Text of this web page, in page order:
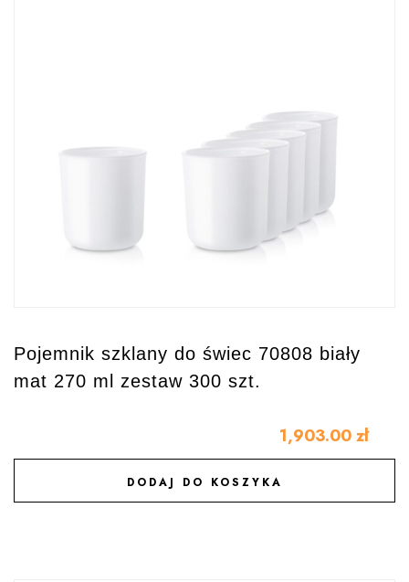
Pojemnik szklany do świec 70808 biały
mat 270 ml zestaw 300 szt.
1,903.00 zł
DODAJ DO KOSZYKA
DODAJ DO ULUBIONYCH